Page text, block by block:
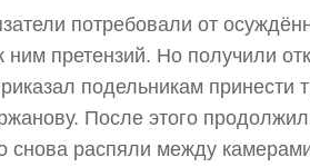
потребовали от
претензий. Но получили
подельникам принести
После этого
снова распяли между